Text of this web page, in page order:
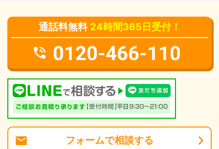
通話料無料 24時間365日受付！
0120-466-110
フォームで相談する